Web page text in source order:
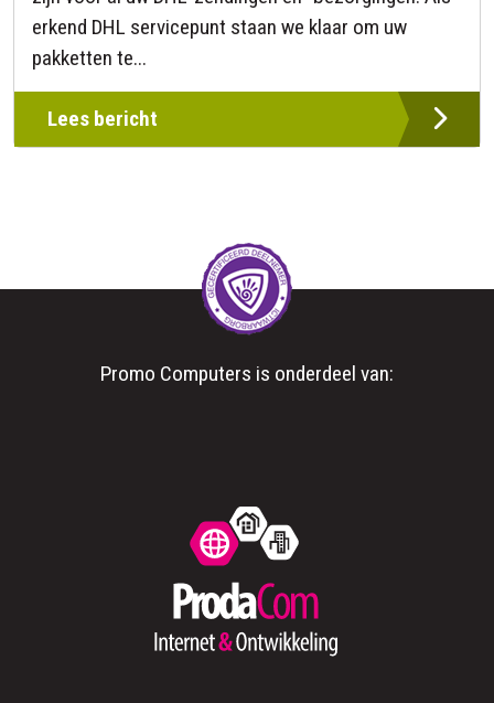
erkend DHL servicepunt staan we klaar om uw
pakketten te...
Lees bericht
Promo Computers is onderdeel van: